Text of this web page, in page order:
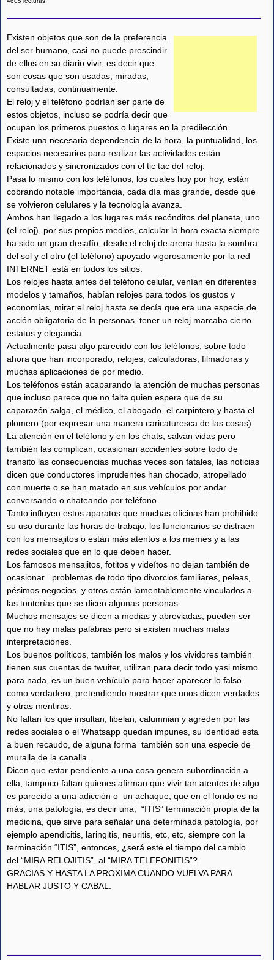
Existen objetos que son de la preferencia
del ser humano, casi no puede prescindir
de ellos en su diario vivir, es decir que
son cosas que son usadas, miradas,
consultadas, continuamente.
El reloj y el teléfono podrían ser parte de
estos objetos, incluso se podría decir que
ocupan los primeros puestos o lugares en la predilección.
Existe una necesaria dependencia de la hora, la puntualidad, los
espacios necesarios para realizar las actividades están
relacionados y sincronizados con el tic tac del reloj.
Pasa lo mismo con los teléfonos, los cuales hoy por hoy, están
cobrando notable importancia, cada día mas grande, desde que
se volvieron celulares y la tecnología avanza.
Ambos han llegado a los lugares más recónditos del planeta, uno
(el reloj), por sus propios medios, calcular la hora exacta siempre
ha sido un gran desafío, desde el reloj de arena hasta la sombra
del sol y el otro (el teléfono) apoyado vigorosamente por la red
INTERNET está en todos los sitios.
Los relojes hasta antes del teléfono celular, venían en diferentes
modelos y tamaños, habían relojes para todos los gustos y
economías, mirar el reloj hasta se decía que era una especie de
acción obligatoria de la personas, tener un reloj marcaba cierto
estatus y elegancia.
Actualmente pasa algo parecido con los teléfonos, sobre todo
ahora que han incorporado, relojes, calculadoras, filmadoras y
muchas aplicaciones de por medio.
Los teléfonos están acaparando la atención de muchas personas
que incluso parece que no falta quien espera que de su
caparazón salga, el médico, el abogado, el carpintero y hasta el
plomero (por expresar una manera caricaturesca de las cosas).
La atención en el teléfono y en los chats, salvan vidas pero
también las complican, ocasionan accidentes sobre todo de
transito las consecuencias muchas veces son fatales, las noticias
dicen que conductores imprudentes han chocado, atropellado
con muerte o se han matado en sus vehículos por andar
conversando o chateando por teléfono.
Tanto influyen estos aparatos que muchas oficinas han prohibido
su uso durante las horas de trabajo, los funcionarios se distraen
con los mensajitos o están más atentos a los memes y a las
redes sociales que en lo que deben hacer.
Los famosos mensajitos, fotitos y videítos no dejan también de
ocasionar problemas de todo tipo divorcios familiares, peleas,
pésimos negocios y otros están lamentablemente vinculados a
las tonterías que se dicen algunas personas.
Muchos mensajes se dicen a medias y abreviadas, pueden ser
que no hay malas palabras pero si existen muchas malas
interpretaciones.
Los buenos políticos, también los malos y los vividores también
tienen sus cuentas de twuiter, utilizan para decir todo yasi mismo
para nada, es un buen vehículo para hacer aparecer lo falso
como verdadero, pretendiendo mostrar que unos dicen verdades
y otras mentiras.
No faltan los que insultan, libelan, calumnian y agreden por las
redes sociales o el Whatsapp quedan impunes, su identidad esta
a buen recaudo, de alguna forma también son una especie de
muralla de la canalla.
Dicen que estar pendiente a una cosa genera subordinación a
ella, tampoco faltan quienes afirman que vivir tan atentos de algo
es parecido a una adicción o un achaque, que en el fondo es no
más, una patología, es decir una; “ITIS” terminación propia de la
medicina, que sirve para señalar una determinada patología, por
ejemplo apendicitis, laringitis, neuritis, etc, etc, siempre con la
terminación “ITIS”, entonces, ¿será este el tiempo del cambio
del “MIRA RELOJITIS”, al “MIRA TELEFONITIS”?.
GRACIAS Y HASTA LA PROXIMA CUANDO VUELVA PARA
HABLAR JUSTO Y CABAL.